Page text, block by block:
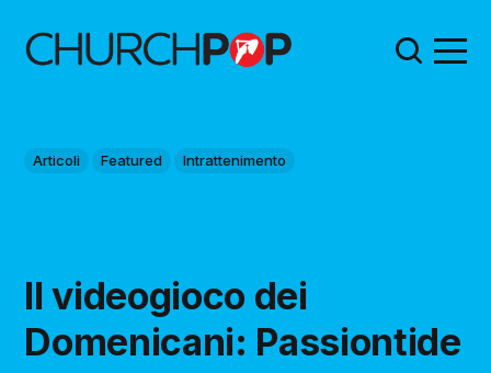
Articoli Featured Intrattenimento
Il videogioco dei
Domenicani: Passiontide